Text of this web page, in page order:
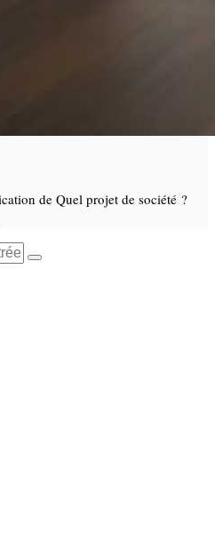
de Quel projet de société ?